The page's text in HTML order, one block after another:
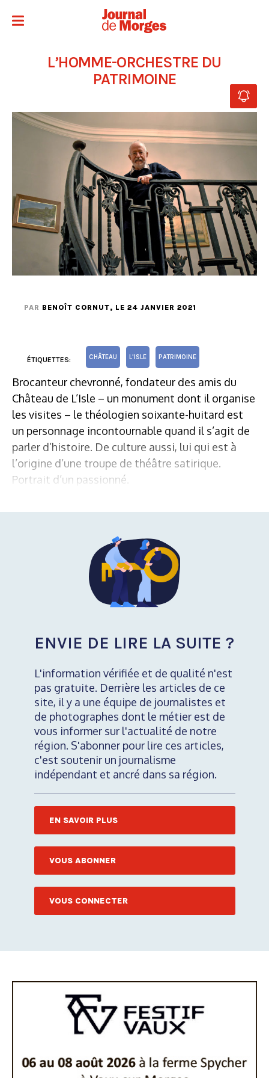
L’HOMME-ORCHESTRE DU
PATRIMOINE
PAR BENOÎT CORNUT, LE 24 JANVIER 2021
ÉTIQUETTES: CHÂTEAU L'ISLE PATRIMOINE
Brocanteur chevronné, fondateur des amis du
Château de L’Isle – un monument dont il organise
les visites – le théologien soixante-huitard est
un personnage incontournable quand il s’agit de
parler d’histoire. De culture aussi, lui qui est à
l’origine d’une troupe de théâtre satirique.
Portrait d’un passionné.
ENVIE DE LIRE LA SUITE ?
L'information vérifiée et de qualité n'est
pas gratuite. Derrière les articles de ce
site, il y a une équipe de journalistes et
de photographes dont le métier est de
vous informer sur l'actualité de notre
région. S'abonner pour lire ces articles,
c'est soutenir un journalisme
indépendant et ancré dans sa région.
EN SAVOIR PLUS
VOUS ABONNER
VOUS CONNECTER